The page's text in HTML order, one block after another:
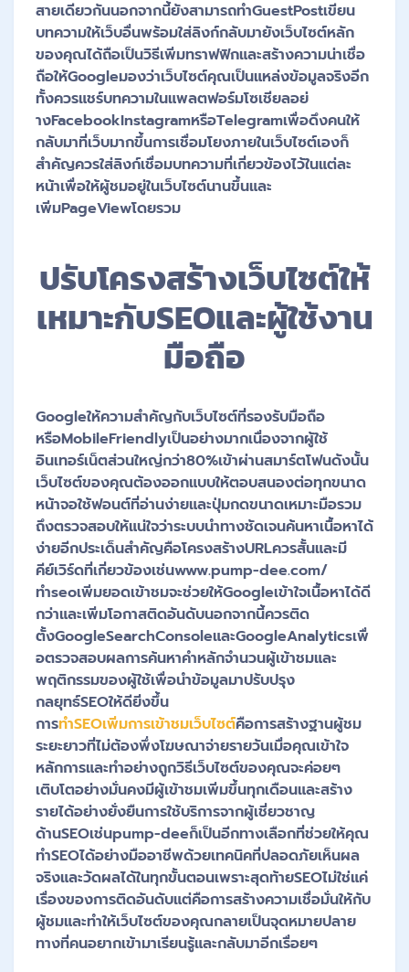
สายเดียวกันนอกจากนี้ยังสามารถทำGuestPostเขียน
บทความให้เว็บอื่นพร้อมใส่ลิงก์กลับมายังเว็บไซต์หลัก
ของคุณได้ถือเป็นวิธีเพิ่มทราฟฟิกและสร้างความน่าเชื่อ
ถือให้Googleมองว่าเว็บไซต์คุณเป็นแหล่งข้อมูลจริงอีก
ทั้งควรแชร์บทความในแพลตฟอร์มโซเชียลอย่
างFacebookInstagramหรือTelegramเพื่อดึงคนให้
กลับมาที่เว็บมากขึ้นการเชื่อมโยงภายในเว็บไซต์เองก็
สำคัญควรใส่ลิงก์เชื่อมบทความที่เกี่ยวข้องไว้ในแต่ละ
หน้าเพื่อให้ผู้ชมอยู่ในเว็บไซต์นานขึ้นและ
เพิ่มPageViewโดยรวม
ปรับโครงสร้างเว็บไซต์ให้
เหมาะกับSEOและผู้ใช้งาน
มือถือ
Googleให้ความสำคัญกับเว็บไซต์ที่รองรับมือถือ
หรือMobileFriendlyเป็นอย่างมากเนื่องจากผู้ใช้
อินเทอร์เน็ตส่วนใหญ่กว่า80%เข้าผ่านสมาร์ตโฟนดังนั้น
เว็บไซต์ของคุณต้องออกแบบให้ตอบสนองต่อทุกขนาด
หน้าจอใช้ฟอนต์ที่อ่านง่ายและปุ่มกดขนาดเหมาะมือรวม
ถึงตรวจสอบให้แน่ใจว่าระบบนำทางชัดเจนค้นหาเนื้อหาได้
ง่ายอีกประเด็นสำคัญคือโครงสร้างURLควรสั้นและมี
คีย์เวิร์ดที่เกี่ยวข้องเช่นwww.pump-dee.com/
ทำseoเพิ่มยอดเข้าชมจะช่วยให้Googleเข้าใจเนื้อหาได้ดี
กว่าและเพิ่มโอกาสติดอันดับนอกจากนี้ควรติด
ตั้งGoogleSearchConsoleและGoogleAnalyticsเพื่
อตรวจสอบผลการค้นหาคำหลักจำนวนผู้เข้าชมและ
พฤติกรรมของผู้ใช้เพื่อนำข้อมูลมาปรับปรุง
กลยุทธ์SEOให้ดียิ่งขึ้น
การทำSEOเพิ่มการเข้าชมเว็บไซต์คือการสร้างฐานผู้ชม
ระยะยาวที่ไม่ต้องพึ่งโฆษณาจ่ายรายวันเมื่อคุณเข้าใจ
หลักการและทำอย่างถูกวิธีเว็บไซต์ของคุณจะค่อยๆ
เติบโตอย่างมั่นคงมีผู้เข้าชมเพิ่มขึ้นทุกเดือนและสร้าง
รายได้อย่างยั่งยืนการใช้บริการจากผู้เชี่ยวชาญ
ด้านSEOเช่นpump-deeก็เป็นอีกทางเลือกที่ช่วยให้คุณ
ทำSEOได้อย่างมืออาชีพด้วยเทคนิคที่ปลอดภัยเห็นผล
จริงและวัดผลได้ในทุกขั้นตอนเพราะสุดท้ายSEOไม่ใช่แค่
เรื่องของการติดอันดับแต่คือการสร้างความเชื่อมั่นให้กับ
ผู้ชมและทำให้เว็บไซต์ของคุณกลายเป็นจุดหมายปลาย
ทางที่คนอยากเข้ามาเรียนรู้และกลับมาอีกเรื่อยๆ